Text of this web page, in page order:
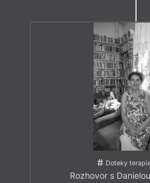
Doteky
Rozhovor s